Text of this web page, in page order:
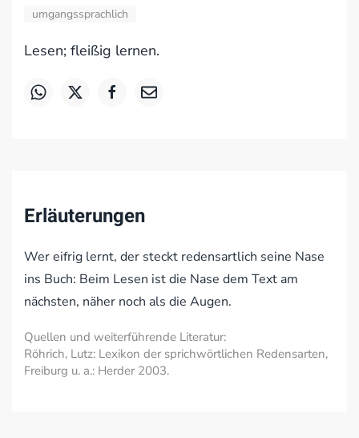
umgangssprachlich
Lesen; fleißig lernen.
Erläuterungen
Wer eifrig lernt, der steckt redensartlich seine Nase
ins Buch: Beim Lesen ist die Nase dem Text am
nächsten, näher noch als die Augen.
Quellen und weiterführende Literatur:
Röhrich, Lutz: Lexikon der sprichwörtlichen Redensarten,
Freiburg u. a.: Herder 2003.